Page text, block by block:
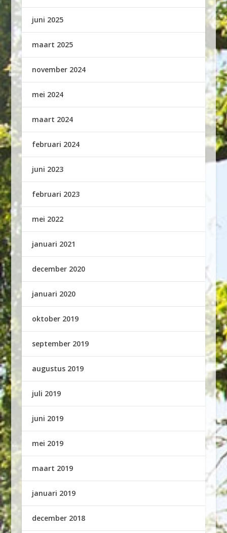
juni 2025
maart 2025
november 2024
mei 2024
maart 2024
februari 2024
juni 2023
februari 2023
mei 2022
januari 2021
december 2020
januari 2020
oktober 2019
september 2019
augustus 2019
juli 2019
juni 2019
mei 2019
maart 2019
januari 2019
december 2018